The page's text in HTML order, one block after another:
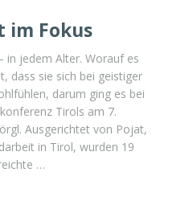
im Fokus
in jedem Alter. Worauf es
dass sie sich bei geistiger
darum ging es bei
Tirols am 7.
Ausgerichtet von Pojat,
in Tirol, wurden 19
…